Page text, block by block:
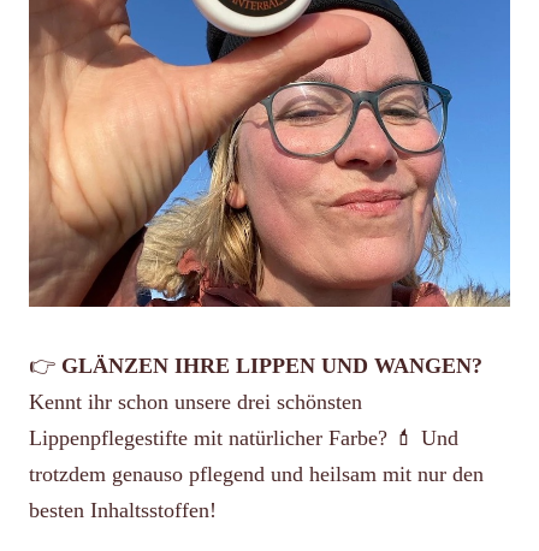
👉 GLÄNZEN IHRE LIPPEN UND WANGEN?
Kennt ihr schon unsere drei schönsten
Lippenpflegestifte mit natürlicher Farbe? 💄 Und
trotzdem genauso pflegend und heilsam mit nur den
besten Inhaltsstoffen!